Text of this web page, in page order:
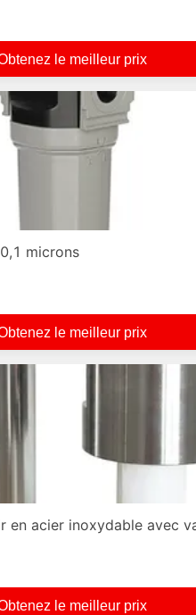
le meilleur prix
microns
le meilleur prix
en acier inoxydable avec
le meilleur prix